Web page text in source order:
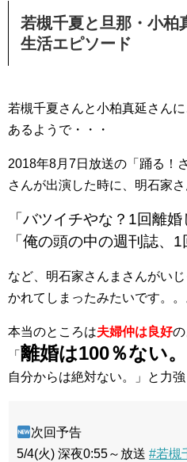
若槻千夏と旦那・小柏
生活エピソード
若槻千夏さんと小柏真延さんに
あるようで・・・
2018年8月7日放送の「踊る！
さんが出演した時に、明石家さ
「バツイチやな？ 1回離婚
「俺の頭の中の週刊誌、1
など、明石家さんまさんがい
かれてしまったみたいです。。
本当のところは夫婦仲は良好
「 離婚は100％ない。
自分からは絶対ない。」と力
次回予告
5/4(火) 深夜0:55～放送 #若槻